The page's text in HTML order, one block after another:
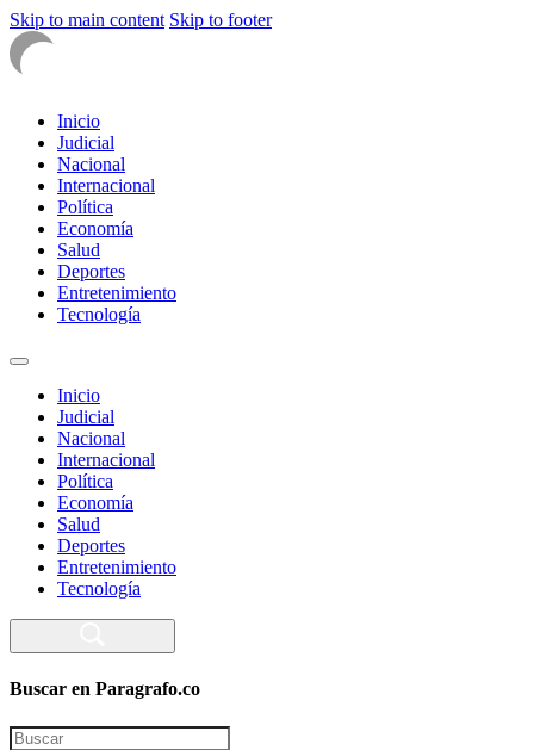
Skip to main content Skip to footer
Inicio
Judicial
Nacional
Internacional
Política
Economía
Salud
Deportes
Entretenimiento
Tecnología
Inicio
Judicial
Nacional
Internacional
Política
Economía
Salud
Deportes
Entretenimiento
Tecnología
Buscar en Paragrafo.co
Search